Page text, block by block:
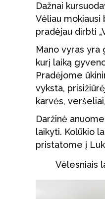
Dažnai
Vėliau
pradėjau dirbti
Mano vyras yra
kurį laiką
Pradėjome
vyksta,
karvės,
Daržinė
laikyti. Kolūkio
pristatome į
Vėlesniais